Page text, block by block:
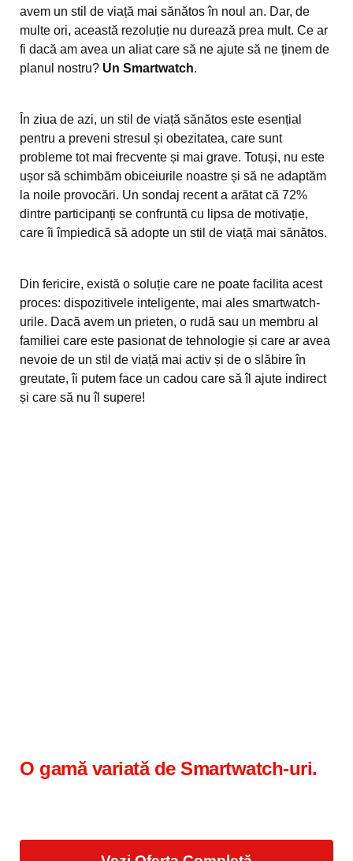
avem un stil de viață mai sănătos în noul an. Dar, de
multe ori, această rezoluție nu durează prea mult. Ce ar
fi dacă am avea un aliat care să ne ajute să ne ținem de
planul nostru? Un Smartwatch.
În ziua de azi, un stil de viață sănătos este esențial
pentru a preveni stresul și obezitatea, care sunt
probleme tot mai frecvente și mai grave. Totuși, nu este
ușor să schimbăm obiceiurile noastre și să ne adaptăm
la noile provocări. Un sondaj recent a arătat că 72%
dintre participanți se confruntă cu lipsa de motivație,
care îi împiedică să adopte un stil de viață mai sănătos.
Din fericire, există o soluție care ne poate facilita acest
proces: dispozitivele inteligente, mai ales smartwatch-
urile. Dacă avem un prieten, o rudă sau un membru al
familiei care este pasionat de tehnologie și care ar avea
nevoie de un stil de viață mai activ și de o slăbire în
greutate, îi putem face un cadou care să îl ajute indirect
și care să nu îl supere!
O gamă variată de Smartwatch-uri.